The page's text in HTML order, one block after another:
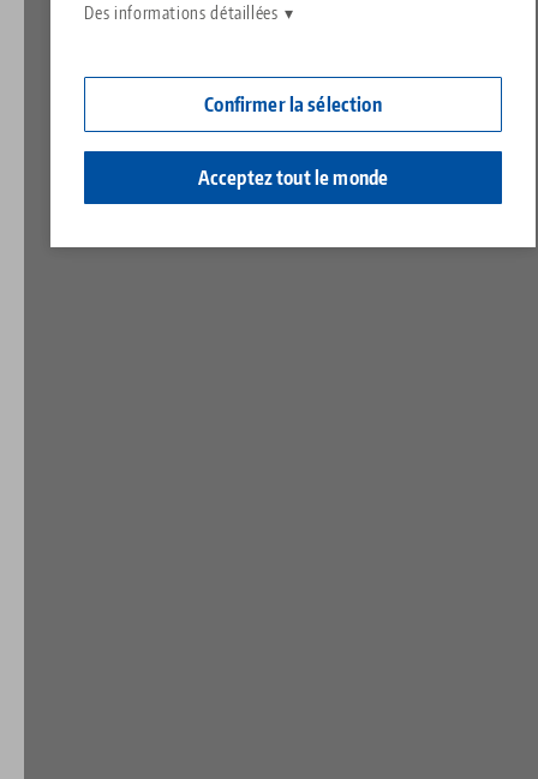
Des informations détaillées
Confirmer la sélection
Acceptez tout le monde